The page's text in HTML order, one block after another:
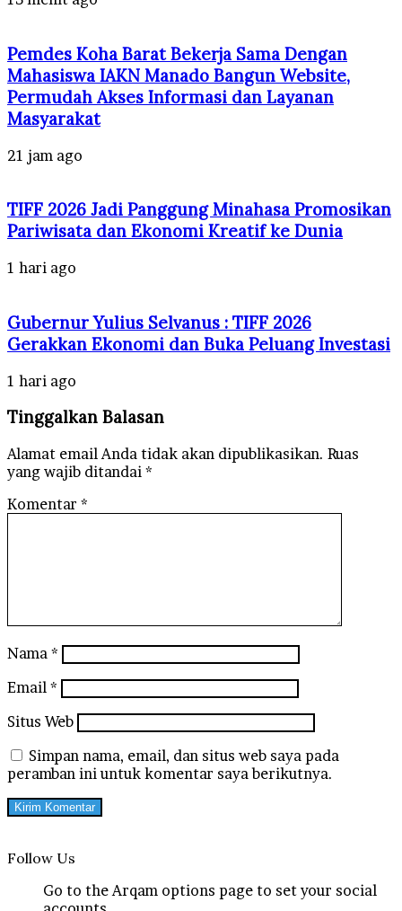
Pemdes Koha Barat Bekerja Sama Dengan
Mahasiswa IAKN Manado Bangun Website,
Permudah Akses Informasi dan Layanan
Masyarakat
21 jam ago
TIFF 2026 Jadi Panggung Minahasa Promosikan
Pariwisata dan Ekonomi Kreatif ke Dunia
1 hari ago
Gubernur Yulius Selvanus : TIFF 2026
Gerakkan Ekonomi dan Buka Peluang Investasi
1 hari ago
Tinggalkan Balasan
Alamat email Anda tidak akan dipublikasikan. Ruas
yang wajib ditandai *
Komentar *
Nama *
Email *
Situs Web
Simpan nama, email, dan situs web saya pada
peramban ini untuk komentar saya berikutnya.
Follow Us
Go to the Arqam options page to set your social